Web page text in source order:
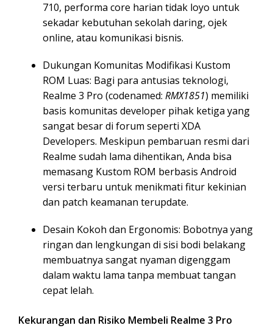
710, performa core harian tidak loyo untuk
sekadar kebutuhan sekolah daring, ojek
online, atau komunikasi bisnis.
Dukungan Komunitas Modifikasi Kustom
ROM Luas: Bagi para antusias teknologi,
Realme 3 Pro (codenamed: RMX1851) memiliki
basis komunitas developer pihak ketiga yang
sangat besar di forum seperti XDA
Developers. Meskipun pembaruan resmi dari
Realme sudah lama dihentikan, Anda bisa
memasang Kustom ROM berbasis Android
versi terbaru untuk menikmati fitur kekinian
dan patch keamanan terupdate.
Desain Kokoh dan Ergonomis: Bobotnya yang
ringan dan lengkungan di sisi bodi belakang
membuatnya sangat nyaman digenggam
dalam waktu lama tanpa membuat tangan
cepat lelah.
Kekurangan dan Risiko Membeli Realme 3 Pro